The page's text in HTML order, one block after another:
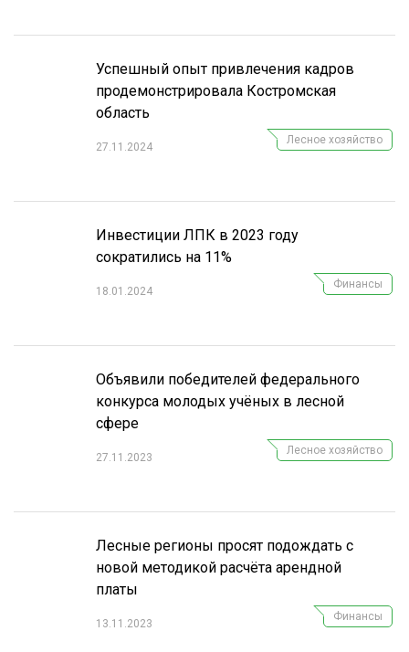
Успешный опыт привлечения кадров
продемонстрировала Костромская
область
27.11.2024
Лесное хозяйство
Инвестиции ЛПК в 2023 году
сократились на 11%
18.01.2024
Финансы
Объявили победителей федерального
конкурса молодых учёных в лесной
сфере
27.11.2023
Лесное хозяйство
Лесные регионы просят подождать с
новой методикой расчёта арендной
платы
13.11.2023
Финансы